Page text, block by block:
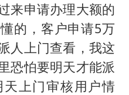
来申请办理大额的
的，客户申请5万
人上门查看，我这
恐怕要明天才能派
上门审核用户情